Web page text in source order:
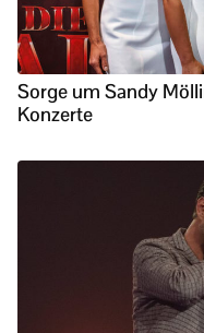
Sorge um Sandy
Konzerte